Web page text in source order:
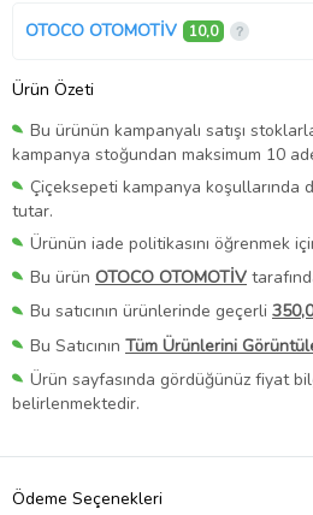
OTOCO OTOMOTİV 10,0
Ürün Özeti
Bu ürünün kampanyalı satışı
kampanya stoğundan maksimum 10
Çiçeksepeti kampanya koşullarında
tutar.
Ürünün iade politikasını öğrenmek
Bu ürün OTOCO OTOMOTİV
Bu satıcının ürünlerinde geçerli
Bu Satıcının Tüm Ürünlerini
Ürün sayfasında gördüğünüz fiyat
belirlenmektedir.
Ödeme Seçenekleri